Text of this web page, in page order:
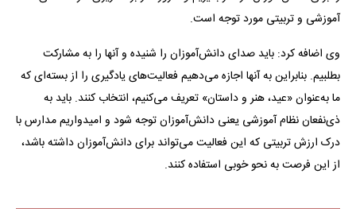
آموزشی و تربیتی مورد توجه است.
وی اضافه کرد: باید صدای دانش‌آموزان را شنیده و آنها را به مشارکت
بطلبیم. بنابراین به آنها اجازه می‌دهیم فعالیت‌های یادگیری را از بسته‌ای که
ما به‌عنوان «عید، هنر و داستان» تعریف می‌کنیم، انتخاب کنند. باید به
ذی‌نفعان نظام آموزشی یعنی دانش‌آموزان توجه شود و امیدواریم مدارس با
درک ارزش تربیتی که این فعالیت می‌تواند برای دانش‌آموزان داشته باشد،
از این فرصت به نحو خوبی استفاده کنند.